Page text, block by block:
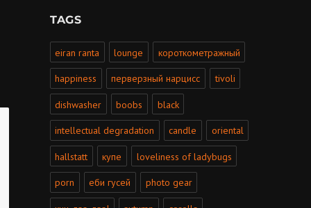
TAGS
eiran ranta lounge короткометражный
happiness перверзный нарцисс tivoli
dishwasher boobs black
intellectual degradation candle oriental
hallstatt купе loveliness of ladybugs
porn еби гусей photo gear